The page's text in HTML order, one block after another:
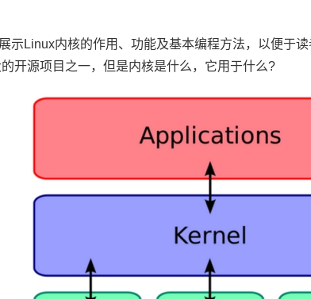
示Linux内核的作用、功能及基本编程方法，以便于
开源项目之一，但是内核是什么，它用于什么?